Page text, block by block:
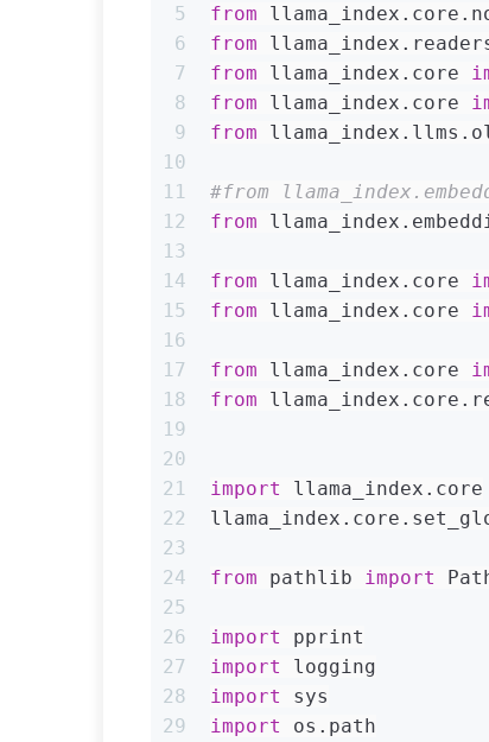
5
6
7
8
9
10
11
12
13
14
15
16
17
18
19
20
21
22
23
24
25
26
27
28
29
from
from
from llama_index.core
from llama_index.core
from
#from
from
from llama_index.core
from llama_index.core
from llama_index.core
from
import
llama_index.core
from pathlib import
import
pprint
import
logging
import
sys
import
os.path